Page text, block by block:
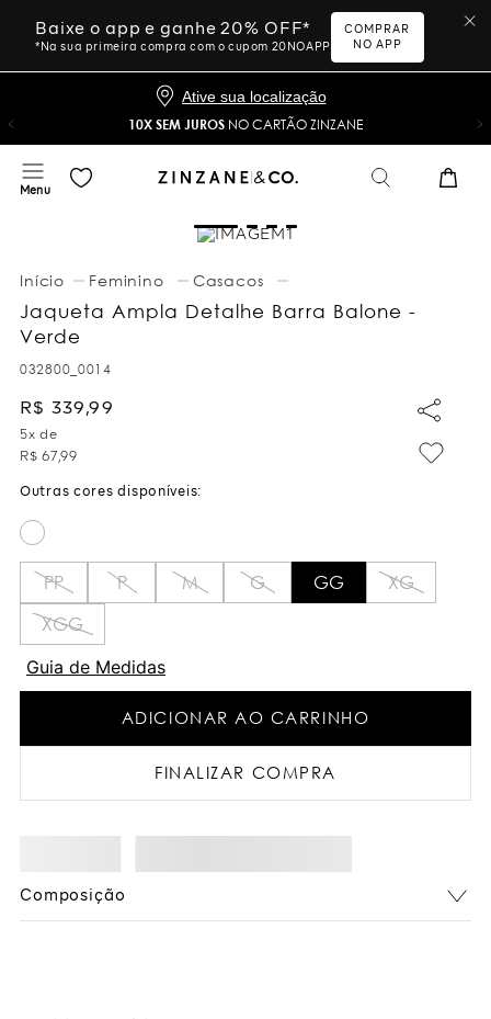
Baixe o app e ganhe 20% OFF*
*Na sua primeira compra com o cupom 20NOAPP
COMPRAR
NO APP
Ative sua localização
10X SEM JUROS NO CARTÃO ZINZANE
Feminino Casacos
Jaqueta Ampla Detalhe Barra Balone -
Verde
032800_0014
R$ 339,99
5x de
R$ 67,99
PP P M G GG
XG
XGG
Guia de Medidas
ADICIONAR AO CARRINHO
FINALIZAR COMPRA
Composição